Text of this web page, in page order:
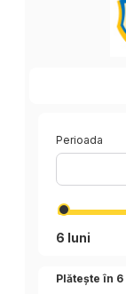
Perioada
6 luni
Plătește în 6